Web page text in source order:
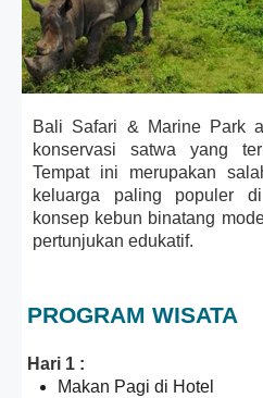
Bali Safari & Marine Park
konservasi satwa yang
Tempat ini merupakan
keluarga paling populer
konsep kebun binatang
pertunjukan edukatif.
PROGRAM WISATA
Hari 1 :
Makan Pagi di Hotel